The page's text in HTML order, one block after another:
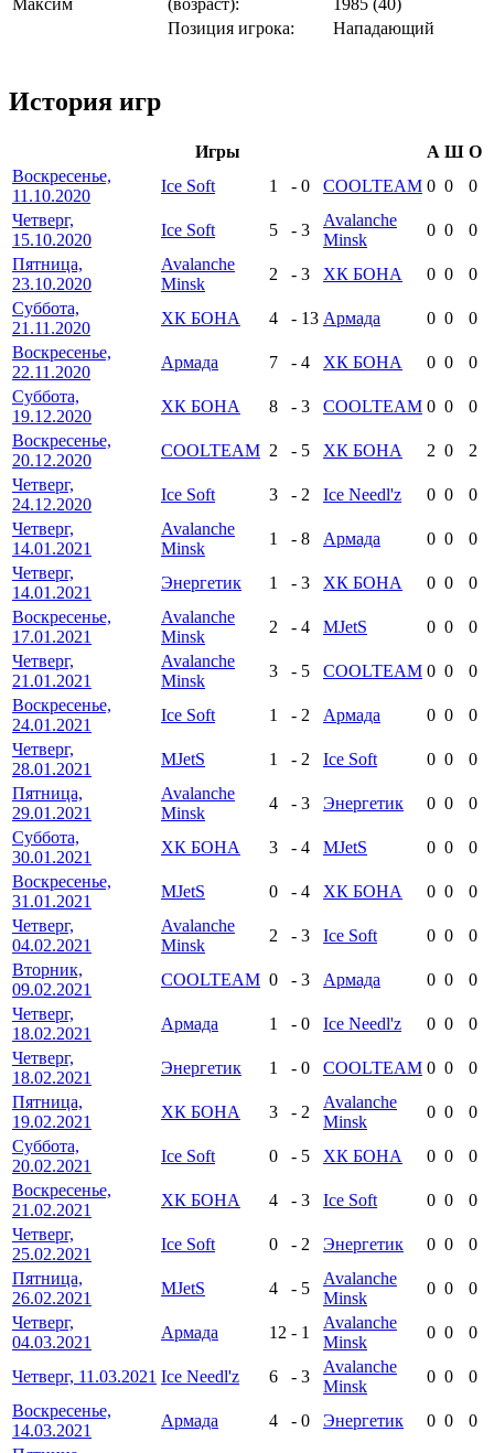
Позиция игрока:
Нападающий
История игр
Игры А Ш О
Воскресенье,
11.10.2020
Ice Soft 1 - 0 COOLTEAM 0 0
0
Четверг,
15.10.2020
Ice Soft 5 - 3
Avalanche
Minsk
0 0
0
Пятница,
23.10.2020
Avalanche
Minsk
2 - 3 ХК БОНА 0 0
0
Суббота,
21.11.2020
ХК БОНА 4 - 13 Армада 0 0
0
Воскресенье,
22.11.2020
Армада 7 - 4 ХК БОНА 0 0
0
Суббота,
19.12.2020
ХК БОНА 8 - 3 COOLTEAM 0 0
0
Воскресенье,
20.12.2020
COOLTEAM 2 - 5 ХК БОНА 2 0
2
Четверг,
24.12.2020
Ice Soft 3 - 2 Ice Needl'z 0 0
0
Четверг,
14.01.2021
Avalanche
Minsk
1 - 8 Армада 0 0
0
Четверг,
14.01.2021
Энергетик 1 - 3 ХК БОНА 0 0
0
Воскресенье,
17.01.2021
Avalanche
Minsk
2 - 4 MJetS 0 0
0
Четверг,
21.01.2021
Avalanche
Minsk
3 - 5 COOLTEAM 0 0
0
Воскресенье,
24.01.2021
Ice Soft 1 - 2 Армада 0 0
0
Четверг,
28.01.2021
MJetS 1 - 2 Ice Soft 0 0
0
Пятница,
29.01.2021
Avalanche
Minsk
4 - 3 Энергетик 0 0
0
Суббота,
30.01.2021
ХК БОНА 3 - 4 MJetS 0 0
0
Воскресенье,
31.01.2021
MJetS 0 - 4 ХК БОНА 0 0
0
Четверг,
04.02.2021
Avalanche
Minsk
2 - 3 Ice Soft 0 0
0
Вторник,
09.02.2021
COOLTEAM 0 - 3 Армада 0 0
0
Четверг,
18.02.2021
Армада 1 - 0 Ice Needl'z 0 0
0
Четверг,
18.02.2021
Энергетик 1 - 0 COOLTEAM 0 0
0
Пятница,
19.02.2021
ХК БОНА 3 - 2
Avalanche
Minsk
0 0
0
Суббота,
20.02.2021
Ice Soft 0 - 5 ХК БОНА 0 0
0
Воскресенье,
21.02.2021
ХК БОНА 4 - 3 Ice Soft 0 0
0
Четверг,
25.02.2021
Ice Soft 0 - 2 Энергетик 0 0
0
Пятница,
26.02.2021
MJetS 4 - 5
Avalanche
Minsk
0 0
0
Четверг,
04.03.2021
Армада 12 - 1
Avalanche
Minsk
0 0 0
Четверг, 11.03.2021 Ice Needl'z 6 - 3
Avalanche
Minsk
0 0
0
Воскресенье,
14.03.2021
Армада 4 - 0 Энергетик 0 0
0